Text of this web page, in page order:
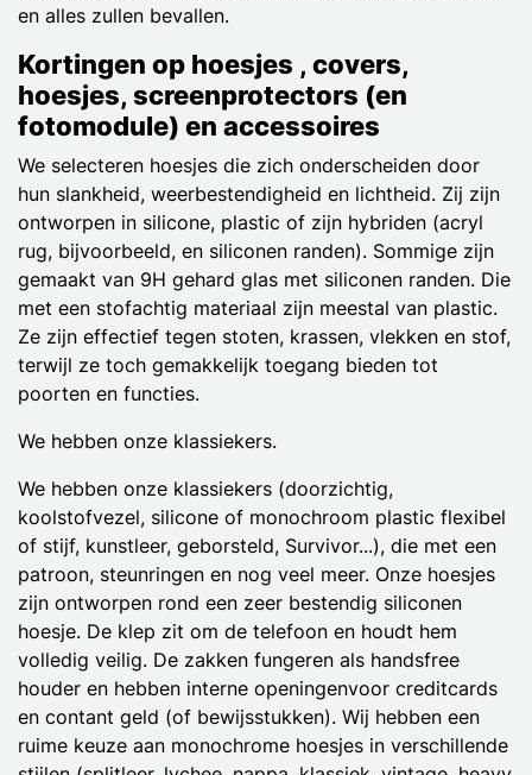
en alles zullen bevallen.
Kortingen op hoesjes , covers,
hoesjes, screenprotectors (en
fotomodule) en accessoires
We selecteren hoesjes die zich onderscheiden door
hun slankheid, weerbestendigheid en lichtheid. Zij zijn
ontworpen in silicone, plastic of zijn hybriden (acryl
rug, bijvoorbeeld, en siliconen randen). Sommige zijn
gemaakt van 9H gehard glas met siliconen randen. Die
met een stofachtig materiaal zijn meestal van plastic.
Ze zijn effectief tegen stoten, krassen, vlekken en stof,
terwijl ze toch gemakkelijk toegang bieden tot
poorten en functies.
We hebben onze klassiekers.
We hebben onze klassiekers (doorzichtig,
koolstofvezel, silicone of monochroom plastic flexibel
of stijf, kunstleer, geborsteld, Survivor...), die met een
patroon, steunringen en nog veel meer. Onze hoesjes
zijn ontworpen rond een zeer bestendig siliconen
hoesje. De klep zit om de telefoon en houdt hem
volledig veilig. De zakken fungeren als handsfree
houder en hebben interne openingenvoor creditcards
en contant geld (of bewijsstukken). Wij hebben een
ruime keuze aan monochrome hoesjes in verschillende